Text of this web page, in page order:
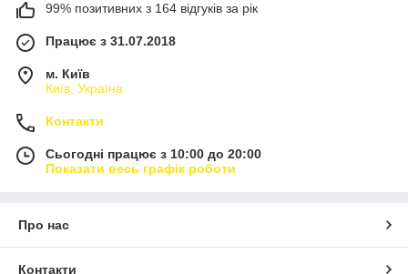
99% позитивних з 164 відгуків за рік
Працює з 31.07.2018
м. Київ
Київ, Україна
Контакти
Сьогодні працює з 10:00 до 20:00
Показати весь графік роботи
Про нас
Контакти